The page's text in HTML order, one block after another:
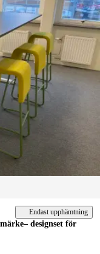
Endast upphämtning
designset för